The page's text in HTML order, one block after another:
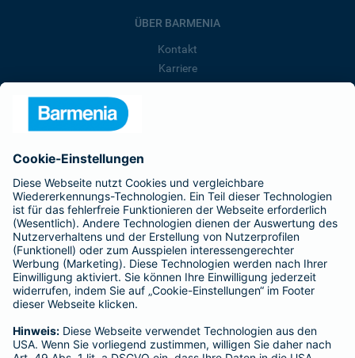
ÜBER BARMENIA
Kontakt
Karriere
Barmenia ist Teil der BarmeniaGothaer
BELIEBTE SEITEN
Kranken-Zusatzversicherung
Tierversicherungen
Haftpflichtversicherung
Hausratversicherung
Adresse ändern